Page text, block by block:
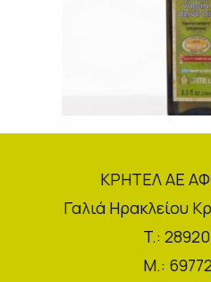
ΚΡΗΤΕΛ ΑΕ
Γαλιά Ηρακλείου
T.:
M.: